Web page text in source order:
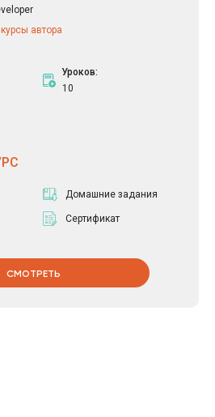
и диагностику как на сервере, так
WebSocket. Уметь использовать
автора
Уроков:
10
Домашние задания
Сертификат
СМОТРЕТЬ